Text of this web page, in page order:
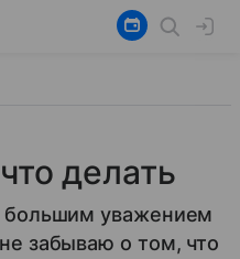
делать
большим уважением
забываю о том, что